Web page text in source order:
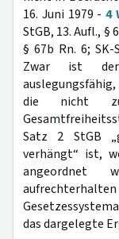
16. Juni 1979 -4
StGB, 13. Aufl., §
§ 67b Rn. 6; SK-
Zwar ist der
die nicht
Satz 2 StGB
verhängt“ ist,
angeordnet
das dargelegte